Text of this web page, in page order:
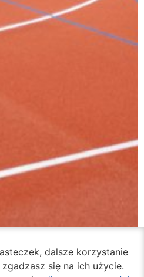
ma odnowione
dalsze korzystanie
się na ich użycie.